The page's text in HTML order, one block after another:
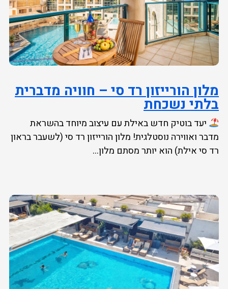
מלון הורייזון רד סי – חוויה מדברית
בלתי נשכחת
יעד בוטיק חדש באילת עם עיצוב מיוחד בהשראת
מדבר ואווירה נוסטלגית! מלון הורייזון רד סי (לשעבר בראון
רד סי אילת) הוא יותר מסתם מלון...